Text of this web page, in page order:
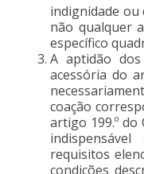
indignidade ou
não qualquer
específico
A aptidão
acessória do
coação
artigo 199.º do
requisitos
condições